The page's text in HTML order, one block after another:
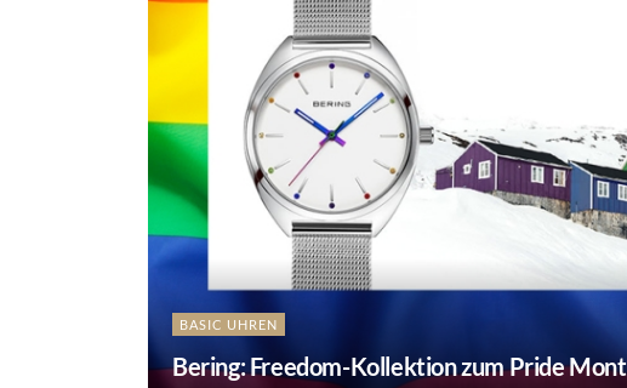
BASIC UHREN
Bering: Freedom-Kollektion zum Pride